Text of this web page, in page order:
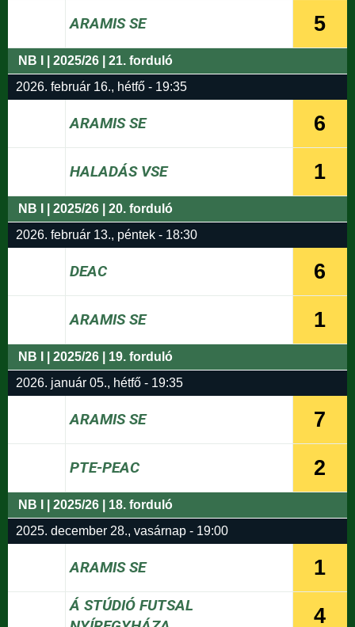
ARAMIS SE
5
NB I | 2025/26 | 21. forduló
2026. február 16., hétfő - 19:35
ARAMIS SE
HALADÁS VSE
6
1
NB I | 2025/26 | 20. forduló
2026. február 13., péntek - 18:30
DEAC
ARAMIS SE
6
1
NB I | 2025/26 | 19. forduló
2026. január 05., hétfő - 19:35
ARAMIS SE
PTE-PEAC
7
2
NB I | 2025/26 | 18. forduló
2025. december 28., vasárnap - 19:00
ARAMIS SE
Á STÚDIÓ FUTSAL
1
4